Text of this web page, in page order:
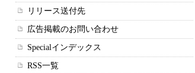
リリース送付先
広告掲載のお問い合わせ
Specialインデックス
RSS一覧